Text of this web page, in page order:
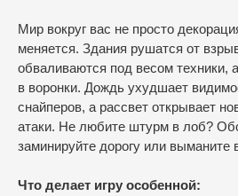
Мир вокруг вас не просто
меняется. Здания рушатся от
обваливаются под весом техники,
в воронки. Дождь ухудшает
снайперов, а рассвет открывает
атаки. Не любите штурм в лоб?
заминируйте дорогу или выманите
Что делает игру особенной: